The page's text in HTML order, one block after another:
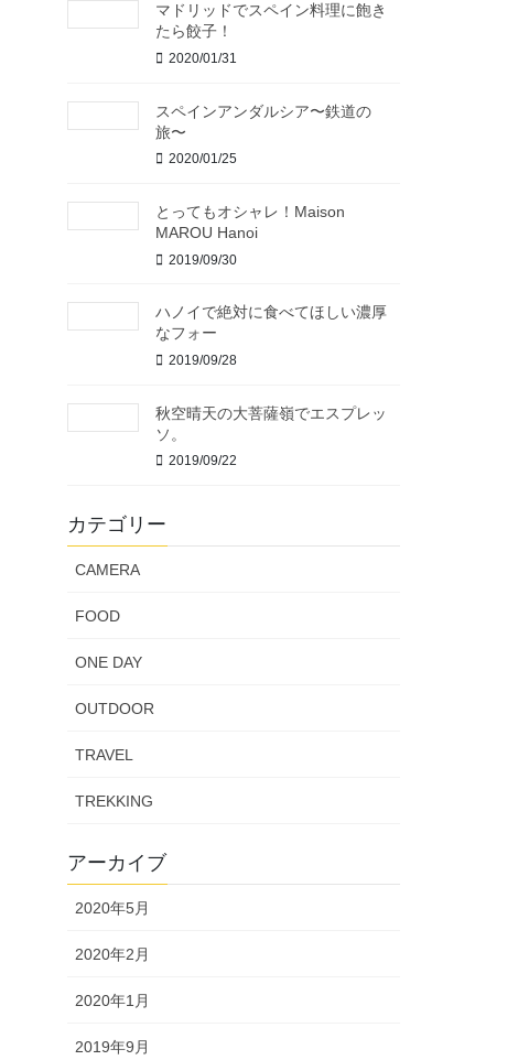
マドリッドでスペイン料理に飽き
たら餃子！
2020/01/31
スペインアンダルシア〜鉄道の
旅〜
2020/01/25
とってもオシャレ！Maison
MAROU Hanoi
2019/09/30
ハノイで絶対に食べてほしい濃厚
なフォー
2019/09/28
秋空晴天の大菩薩嶺でエスプレッ
ソ。
2019/09/22
カテゴリー
CAMERA
FOOD
ONE DAY
OUTDOOR
TRAVEL
TREKKING
アーカイブ
2020年5月
2020年2月
2020年1月
2019年9月